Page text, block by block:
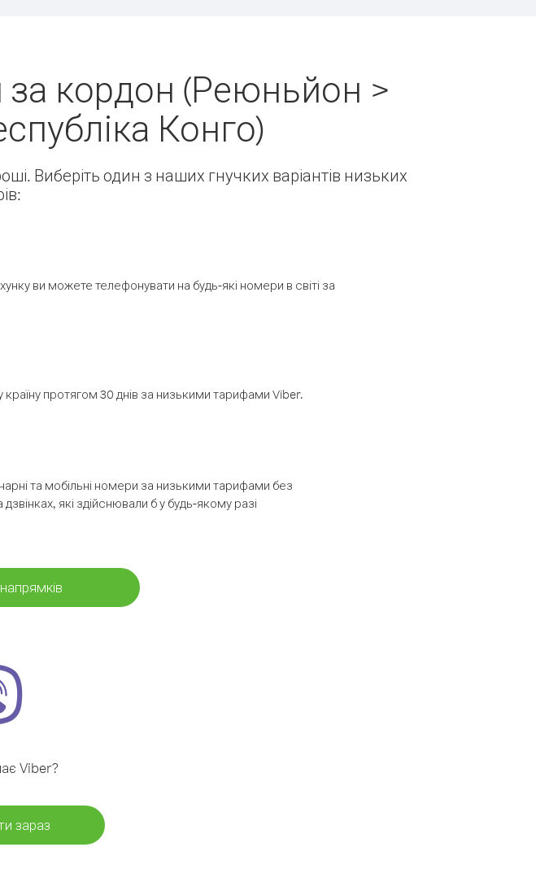
кордон (Реюньйон >
Конго)
Виберіть один з наших гнучких варіантів низьких
ви можете телефонувати на будь-які номери в світі за
протягом 30 днів за низькими тарифами Viber.
та мобільні номери за низькими тарифами без
які здійснювали б у будь-якому разі
Viber?
зараз